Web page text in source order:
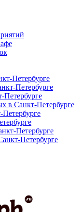
Петербурге
Петербурге
Петербурге
в Санкт-Петербурге
Петербурге
Петербурге